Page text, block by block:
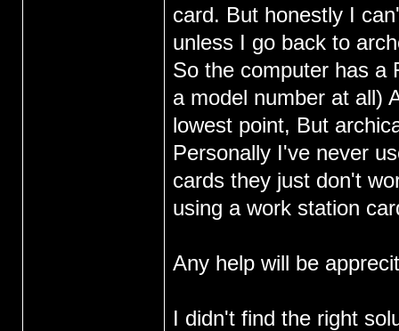
card. But honestly I
unless I go back to
So the computer has a
a model number at all)
lowest point, But
Personally I've never
cards they just don't
using a work station
Any help will be
I didn't find the right